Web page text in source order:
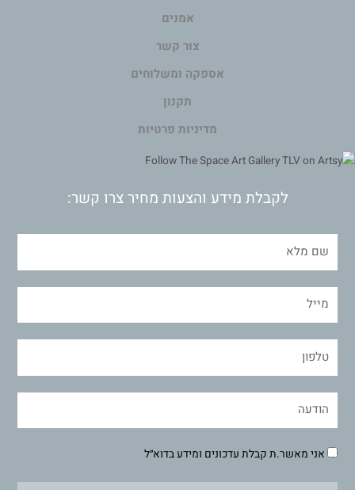
אמנים
צור קשר
אספקה ומשלוחים
תקנון
מדיניות פרטיות
לקבלת מידע והצעות מחיר צרו קשר:
אני מאשר.ת קבלת עדכונים ומידע בדוא״ל